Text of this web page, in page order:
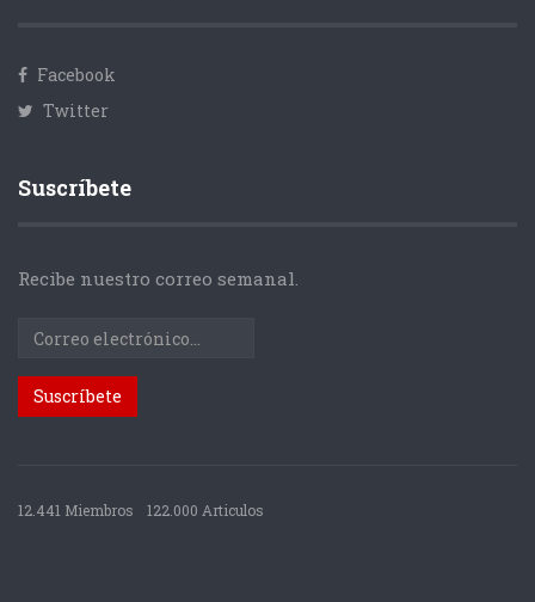
Facebook
Twitter
Suscríbete
Recibe nuestro correo semanal.
12.441 Miembros 122.000 Articulos